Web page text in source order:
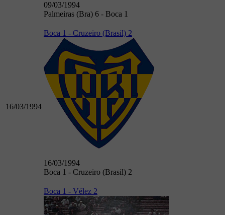
09/03/1994
Palmeiras (Bra) 6 - Boca 1
16/03/1994
Boca 1 - Cruzeiro (Brasil) 2
16/03/1994
Boca 1 - Cruzeiro (Brasil) 2
Boca 1 - Vélez 2